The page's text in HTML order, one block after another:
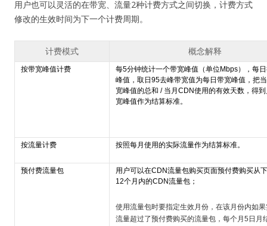
用户也可以灵活的在带宽、流量2种计费方式之间切换，计费方式
修改的生效时间为下一个计费周期。
计费模式 概念解释
按带宽峰值计费
每5分钟统计一个带宽峰值（单位Mbps），每
峰值，取日95去峰带宽值为每日带宽峰值，把
宽峰值的总和 / 当月CDN使用的有效天数，得
宽峰值作为结算标准。
按流量计费 按照每月使用的实际流量作为结算标准。
预付费流量包
用户可以在CDN流量包购买页面预付费购买从
12个月内的CDN流量包；
使用流量包时要指定生效月份，在该月份内如
流量超过了预付费购买的流量包，每个月5日月